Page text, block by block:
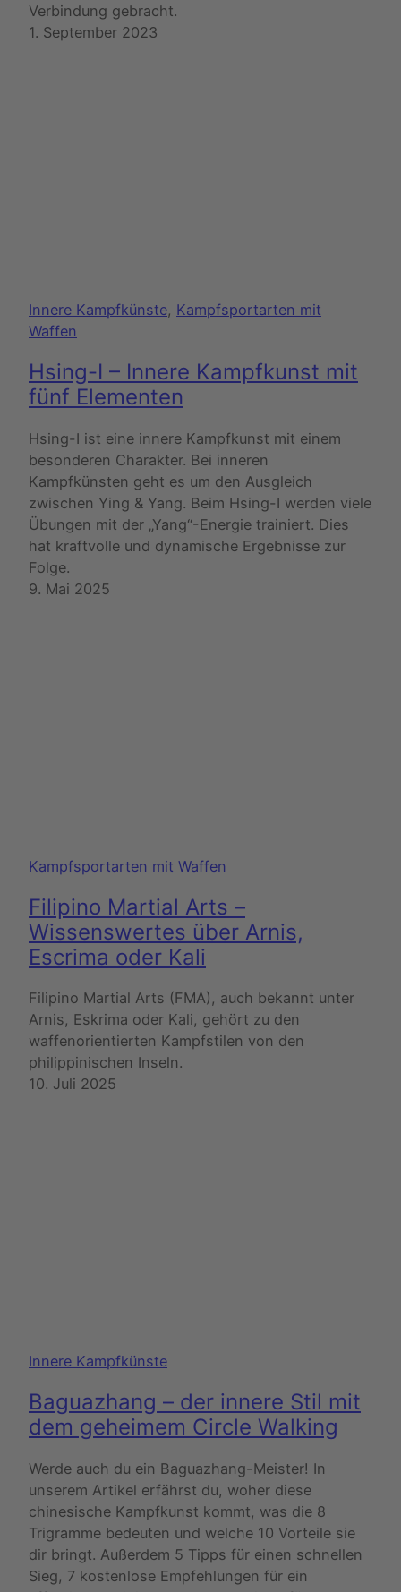
Verbindung gebracht.
1. September 2023
Innere Kampfkünste, Kampfsportarten mit
Waffen
Hsing-I – Innere Kampfkunst mit
fünf Elementen
Hsing-I ist eine innere Kampfkunst mit einem
besonderen Charakter. Bei inneren
Kampfkünsten geht es um den Ausgleich
zwischen Ying & Yang. Beim Hsing-I werden viele
Übungen mit der „Yang“-Energie trainiert. Dies
hat kraftvolle und dynamische Ergebnisse zur
Folge.
9. Mai 2025
Kampfsportarten mit Waffen
Filipino Martial Arts –
Wissenswertes über Arnis,
Escrima oder Kali
Filipino Martial Arts (FMA), auch bekannt unter
Arnis, Eskrima oder Kali, gehört zu den
waffenorientierten Kampfstilen von den
philippinischen Inseln.
10. Juli 2025
Innere Kampfkünste
Baguazhang – der innere Stil mit
dem geheimem Circle Walking
Werde auch du ein Baguazhang-Meister! In
unserem Artikel erfährst du, woher diese
chinesische Kampfkunst kommt, was die 8
Trigramme bedeuten und welche 10 Vorteile sie
dir bringt. Außerdem 5 Tipps für einen schnellen
Sieg, 7 kostenlose Empfehlungen für ein